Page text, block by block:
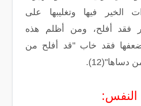
الخير فيها وتغليبها على
فقد أفلح، ومن أظلم هذه
فقد خاب "قد أفلح من
النفس: